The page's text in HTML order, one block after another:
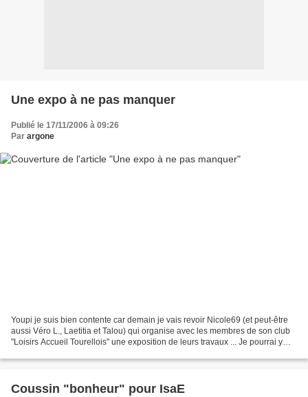
Une expo à ne pas manquer
Publié le 17/11/2006 à 09:26
Par argone
Youpi je suis bien contente car demain je vais revoir Nicole69 (et peut-être
aussi Véro L., Laetitia et Talou) qui organise avec les membres de son club
"Loisirs Accueil Tourellois" une exposition de leurs travaux ... Je pourrai y
Coussin "bonheur" pour IsaE